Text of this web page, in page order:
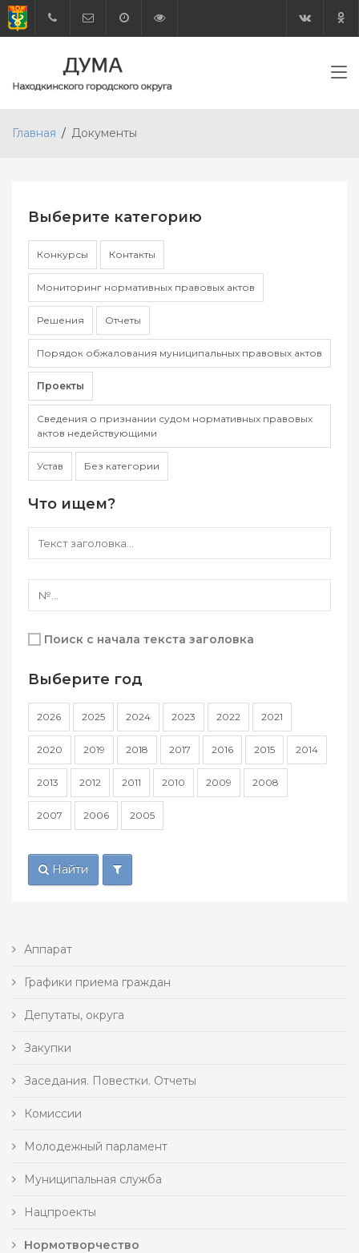
Главная Документы
Выберите категорию
Конкурсы Контакты
Мониторинг нормативных правовых актов
Решения Отчеты
Порядок обжалования муниципальных правовых актов
Проекты
Сведения о признании судом нормативных правовых
актов недействующими
Устав Без категории
Что ищем?
Поиск с начала текста заголовка
Выберите год
2026 2025 2024 2023 2022 2021
2020 2019 2018 2017 2016 2015 2014
2013 2012 2011 2010 2009 2008
2007 2006 2005
Найти
Аппарат
Графики приема граждан
Депутаты, округа
Закупки
Заседания. Повестки. Отчеты
Комиссии
Молодежный парламент
Муниципальная служба
Нацпроекты
Нормотворчество